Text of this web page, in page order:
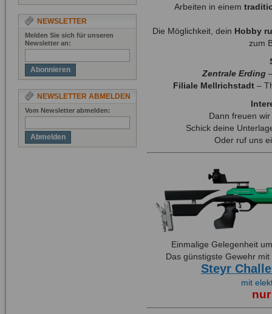
Arbeiten in einem
Die Möglichkeit, dein Hobby
zum
Zentrale Erding
Filiale Mellrichstadt –
Dann freuen
Schick deine
Oder ruf uns
Einmalige Gelegenheit
Das günstigste Gewehr
Steyr
mit
NEWSLETTER
Melden Sie sich für unseren
Newsletter an:
Abonnieren
NEWSLETTER ABMELDEN
Vom Newsletter abmelden:
Abmelden